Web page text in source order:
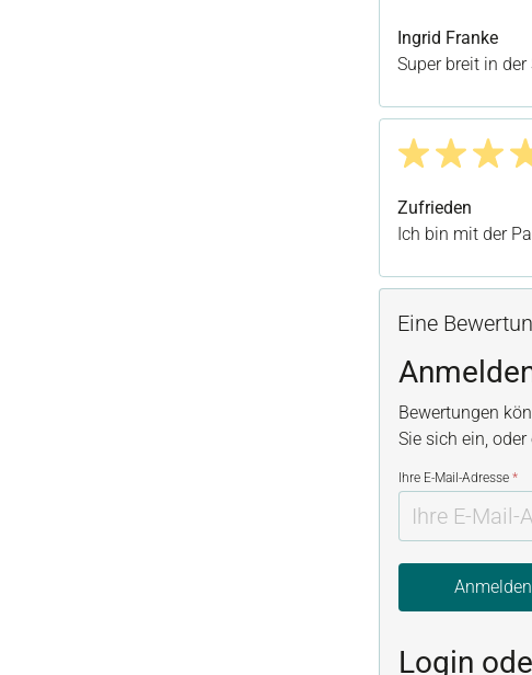
Ingrid Franke
Super breit in
Zufrieden
Ich bin mit der
Eine
Bewertungen
Sie sich ein,
Ihre E-Mail-Adresse *
Anmelden
Login